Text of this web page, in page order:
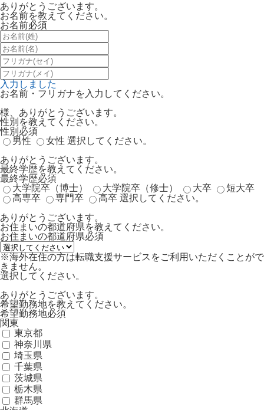
ありがとうございます。
お名前を教えてください。
お名前必須
入力しました
お名前・フリガナを入力してください。
様、ありがとうございます。
性別を教えてください。
性別 必須
男性
女性 選択してください。
ありがとうございます。
最終学歴を教えてください。
最終学歴必須
大学院卒（博士）
大学院卒（修士） 大卒
短大卒
高専卒
専門卒 高卒 選択してください。
ありがとうございます。
お住まいの都道府県を教えてください。
お住まいの都道府県必須
※海外在住の方は転職支援サービスをご利用いただくことがで
きません。
選択してください。
ありがとうございます。
希望勤務地を教えてください。
希望勤務地必須
関東
東京都
神奈川県
埼玉県
千葉県
茨城県
栃木県
群馬県